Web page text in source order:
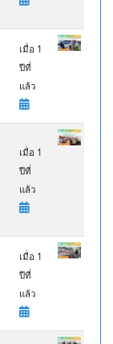
เมื่อ 1
ปีที่
แล้ว
เมื่อ 1
ปีที่
แล้ว
เมื่อ 1
ปีที่
แล้ว